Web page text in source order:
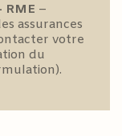
RME –
assurances
votre
du